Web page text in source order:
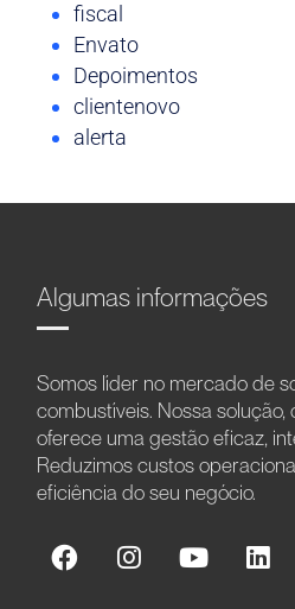
fiscal
Envato
Depoimentos
clientenovo
alerta
Algumas informações
Somos líder no mercado de
combustíveis. Nossa solução,
oferece uma gestão eficaz,
Reduzimos custos
eficiência do seu negócio.